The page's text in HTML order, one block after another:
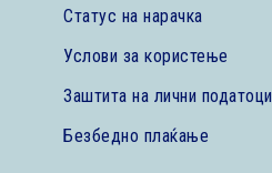
Статус на нарачка
Услови за користење
Заштита на лични податоци
Безбедно плаќање